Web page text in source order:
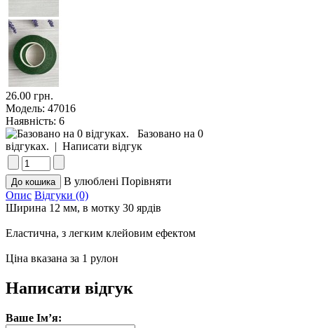
26.00 грн.
Модель: 47016
Наявність: 6
Базовано на 0
відгуках. | Написати відгук
В улюблені Порівняти
Опис Відгуки (0)
Ширина 12 мм, в мотку 30 ярдів
Еластична, з легким клейовим ефектом
Ціна вказана за 1 рулон
Написати відгук
Ваше Ім’я: